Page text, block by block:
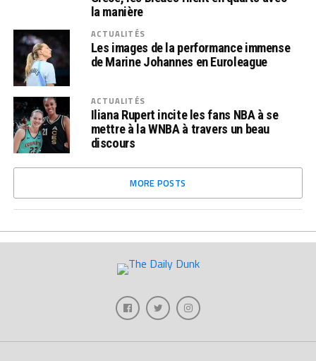
la manière
ACTUALITÉS
Les images de la performance immense
de Marine Johannes en Euroleague
ACTUALITÉS
Iliana Rupert incite les fans NBA à se
mettre à la WNBA à travers un beau
discours
MORE POSTS